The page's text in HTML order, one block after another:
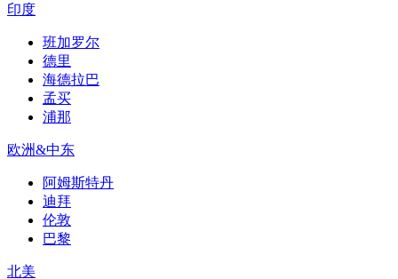
印度
班加罗尔
德里
海德拉巴
孟买
浦那
欧洲&中东
阿姆斯特丹
迪拜
伦敦
巴黎
北美